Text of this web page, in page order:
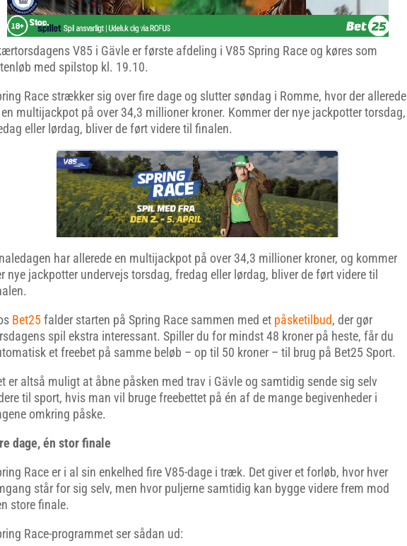
V85 i Gävle er første afdeling i V85 Spring Race og køres som
med spilstop kl. 19.10.
Race strækker sig over fire dage og slutter søndag i Romme, hvor der allerede
en multijackpot på over 34,3 millioner kroner. Kommer der nye jackpotter torsdag,
eller lørdag, bliver de ført videre til finalen.
har allerede en multijackpot på over 34,3 millioner kroner, og kommer
nye jackpotter undervejs torsdag, fredag eller lørdag, bliver de ført videre til
Bet25falder starten på Spring Race sammen med et påsketilbud, der gør
spil ekstra interessant. Spiller du for mindst 48 kroner på heste, får du
et freebet på samme beløb – op til 50 kroner – til brug på Bet25 Sport.
er altså muligt at åbne påsken med trav i Gävle og samtidig sende sig selv
til sport, hvis man vil bruge freebettet på én af de mange begivenheder i
omkring påske.
dage, én stor finale
Race er i al sin enkelhed fire V85-dage i træk. Det giver et forløb, hvor hver
står for sig selv, men hvor puljerne samtidig kan bygge videre frem mod
store finale.
Race-programmet ser sådan ud: